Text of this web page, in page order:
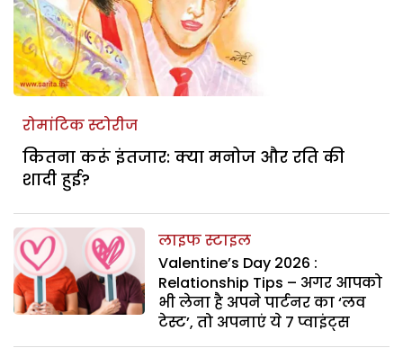
रोमांटिक स्टोरीज
कितना करूं इंतजार: क्या मनोज और रति की
शादी हुई?
लाइफ स्टाइल
Valentine’s Day 2026 :
Relationship Tips – अगर आपको
भी लेना है अपने पार्टनर का ‘लव
टेस्ट’, तो अपनाएं ये 7 प्वाइंट्स